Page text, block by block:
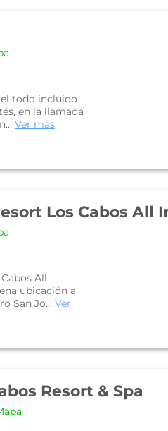
todo incluido
en la llamada
Ver más
All
ubicación a
San Jo... Ver
Resort & Spa